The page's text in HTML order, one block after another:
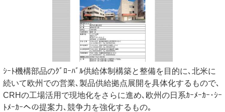
ｼｰﾄ機構部品のｸﾞﾛｰﾊﾞﾙ供給体制構築と整備を目的に､北米に
続いて欧州での営業､製品供給拠点展開を具体化するもので､
CRHの工場活用で現地化をさらに進め､欧州の日系ｶｰﾒｰｶｰ･ｼｰ
ﾄﾒｰｶｰへの提案力､競争力を強化するもの｡